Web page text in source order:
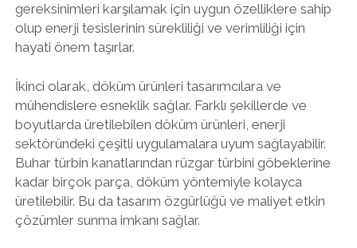
gereksinimleri karşılamak için uygun özelliklere sahip
olup enerji tesislerinin sürekliliği ve verimliliği için
hayati önem taşırlar.
İkinci olarak, döküm ürünleri tasarımcılara ve
mühendislere esneklik sağlar. Farklı şekillerde ve
boyutlarda üretilebilen döküm ürünleri, enerji
sektöründeki çeşitli uygulamalara uyum sağlayabilir.
Buhar türbin kanatlarından rüzgar türbini göbeklerine
kadar birçok parça, döküm yöntemiyle kolayca
üretilebilir. Bu da tasarım özgürlüğü ve maliyet etkin
çözümler sunma imkanı sağlar.